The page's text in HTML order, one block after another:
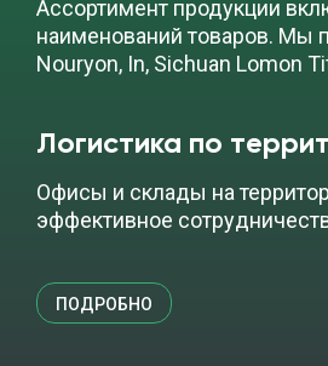
Ассортимент продукции
наименований товаров. Мы
Nouryon, In, Sichuan Lomon
Логистика по
Офисы и склады на
эффективное
ПОДРОБНО